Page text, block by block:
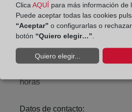
Avinguda Sant Esteve, 88
Horario:
Agosto: De lunes a viernes de
horas
Datos de contacto:
Clica AQUÍ para más información de
Puede aceptar todas las cookies
“Aceptar” o configurarlas o
botón “Quiero elegir…”
Quiero elegir...